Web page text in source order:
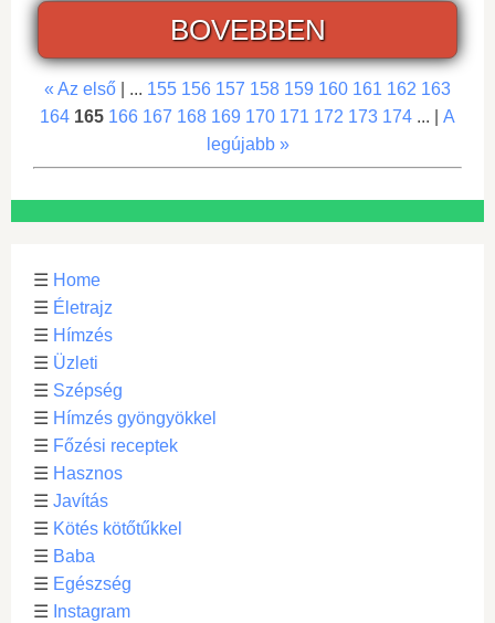
BOVEBBEN
« Az első | ... 155 156 157 158 159 160 161 162 163
164 165 166 167 168 169 170 171 172 173 174 ... | A
legújabb »
☰ Home
☰ Életrajz
☰ Hímzés
☰ Üzleti
☰ Szépség
☰ Hímzés gyöngyökkel
☰ Főzési receptek
☰ Hasznos
☰ Javítás
☰ Kötés kötőtűkkel
☰ Baba
☰ Egészség
☰ Instagram